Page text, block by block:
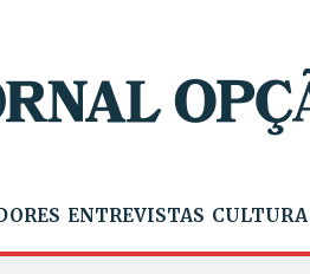
ENTREVISTAS CULTURA